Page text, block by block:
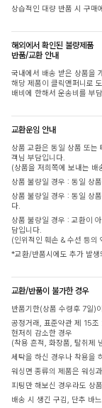
상습적인 대량 반품 시 구매
해외에서 확인된 불량제품
반품/교환 안내
국내에서 배송 받은 상품을
해당 제품이 클릭앤퍼니로
배비에 한해서 운송비를 부
교환운임 안내
상품 교환은 동일 상품 또
객님 부담입니다.
(상품을 저희쪽에 보내는
상품 불량일 경우 : 동일 상
상품 불량일 경우 : 동일 상
다.
상품 불량일 경우 : 교환이
담입니다.
(인위적인 훼손 & 수선 등의
*교환/반품시에도 추가 발생
교환/반품이 불가한 경우
반품기한(상품 수령후 7일)
공정거래, 표준약관 제 15
현저히 감소한 경우
(착용 흔적, 화장품, 탈취제
세탁을 하신 경우나 착용을
워싱면 종류의 제품은 워싱
피팅만 해보신 경우라도 상
배송 시 생긴 구김, 단추 바